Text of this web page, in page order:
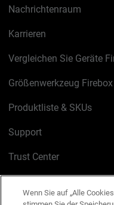
Nachrichtenraum
Karrieren
Vergleichen Sie Geräte
Größenwerkzeug Firebox
Produktliste & SKUs
Support
Trust Center
Wenn Sie auf „Alle